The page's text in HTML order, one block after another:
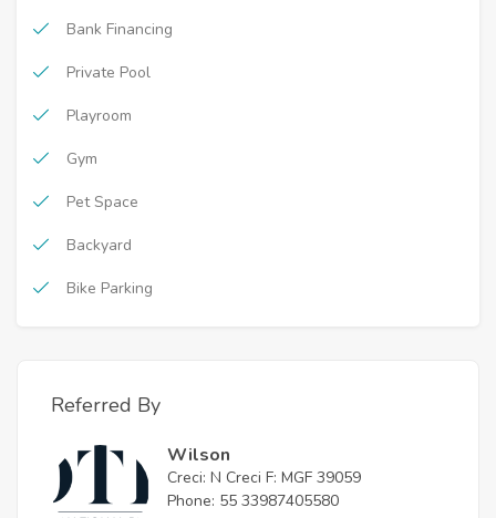
Bank Financing
Private Pool
Playroom
Gym
Pet Space
Backyard
Bike Parking
Referred By
Wilson
Creci: N Creci F: MGF 39059
Phone: 55 33987405580